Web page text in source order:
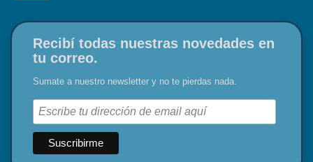
Recibí todas nuestras novedades en
tu correo.
Sumate a nuestro newsletter y no te pierdas nada.